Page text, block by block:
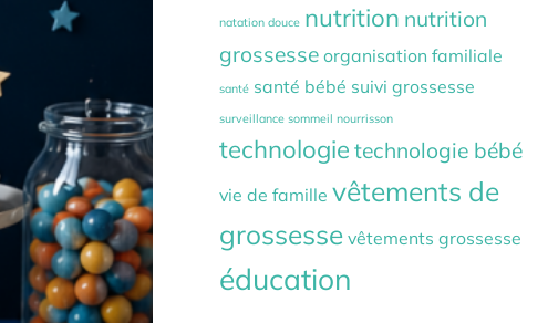
natation douce nutrition nutrition
grossesse organisation familiale
santé santé bébé suivi grossesse
surveillance sommeil nourrisson
technologie technologie bébé
vie de famille vêtements de
grossesse vêtements grossesse
éducation